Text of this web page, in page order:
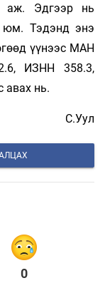
аж. Эдгээр нь
юм. Тэдэнд энэ
үүнээс МАН
ИЗНН 358.3,
авах нь.
С.Уул
0